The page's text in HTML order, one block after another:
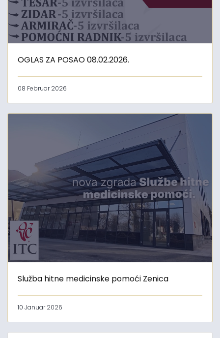
OGLAS ZA POSAO 08.02.2026.
08 Februar 2026
Služba hitne medicinske pomoći Zenica
10 Januar 2026